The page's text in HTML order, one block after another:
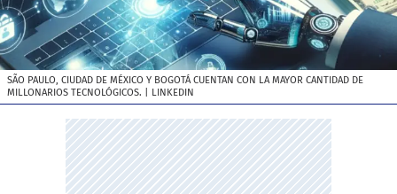
SÃO PAULO, CIUDAD DE MÉXICO Y BOGOTÁ CUENTAN CON LA MAYOR CANTIDAD DE
MILLONARIOS TECNOLÓGICOS. | LINKEDIN